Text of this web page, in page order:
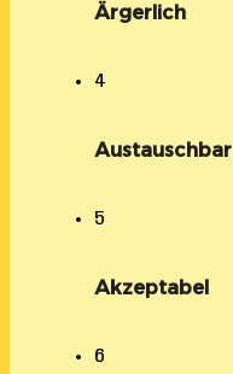
Ärgerlich
4
Austauschbar
5
Akzeptabel
6